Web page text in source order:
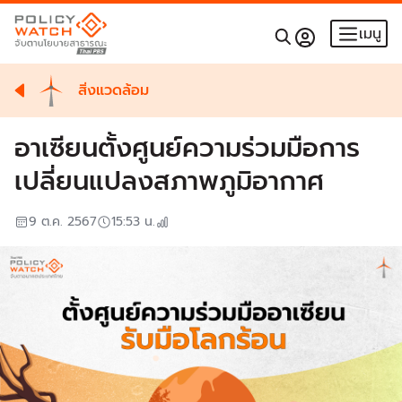
เมนู
สิ่งแวดล้อม
อาเซียนตั้งศูนย์ความร่วมมือการ
เปลี่ยนแปลงสภาพภูมิอากาศ
9 ต.ค. 2567 15:53 น.